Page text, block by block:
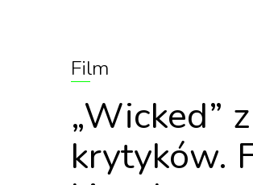
Film
„Wicked”
krytyków.